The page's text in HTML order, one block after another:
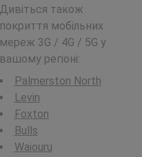
Дивіться також
покриття мобільних
мереж 3G / 4G / 5G у
вашому регіоні:
Palmerston North
Levin
Foxton
Bulls
Waiouru